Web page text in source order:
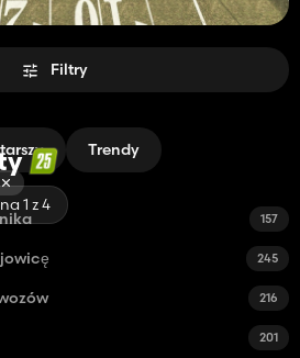
1 z 4
Filtry
Trendy
157
245
216
201